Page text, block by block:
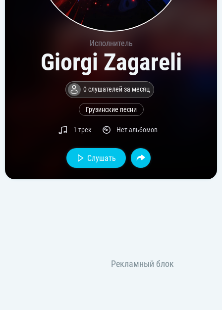
Исполнитель
Giorgi Zagareli
0 слушателей за месяц
Грузинские песни
1 трек Нет альбомов
Слушать